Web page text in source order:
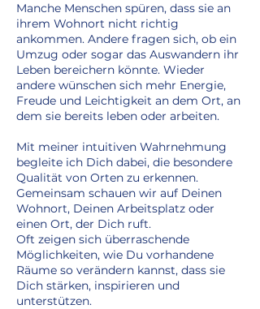
Manche Menschen spüren, dass sie an
ihrem Wohnort nicht richtig
ankommen. Andere fragen sich, ob ein
Umzug oder sogar das Auswandern ihr
Leben bereichern könnte. Wieder
andere wünschen sich mehr Energie,
Freude und Leichtigkeit an dem Ort, an
dem sie bereits leben oder arbeiten.
Mit meiner intuitiven Wahrnehmung
begleite ich Dich dabei, die besondere
Qualität von Orten zu erkennen.
Gemeinsam schauen wir auf Deinen
Wohnort, Deinen Arbeitsplatz oder
einen Ort, der Dich ruft.
Oft zeigen sich überraschende
Möglichkeiten, wie Du vorhandene
Räume so verändern kannst, dass sie
Dich stärken, inspirieren und
unterstützen.